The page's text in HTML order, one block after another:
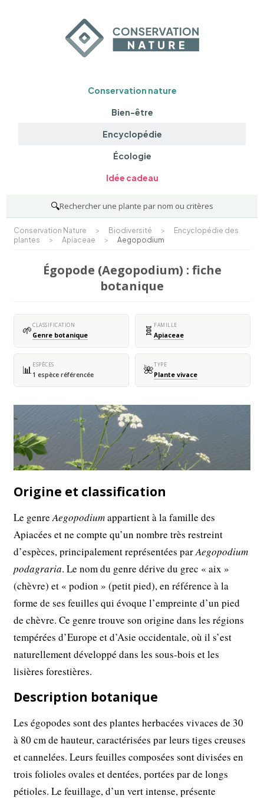
Conservation nature
Bien-être
Encyclopédie
Écologie
Idée cadeau
🔍Rechercher une plante par nom ou critères
Conservation Nature > Biodiversité >
Encyclopédie des
plantes
> Apiaceae > Aegopodium
Égopode (Aegopodium) : fiche
botanique
🌱CLASSIFICATION
Genre botanique 🧬 FAMILLE
Apiaceae
📊ESPÈCES
1 espèce référencée 🌺TYPE
Plante vivace
Origine et classification
Le genreAegopodiumappartient à la famille des
Apiacées et ne compte qu’un nombre très restreint
d’espèces, principalement représentées parAegopodium
podagraria. Le nom du genre dérive du grec « aix »
(chèvre) et « podion » (petit pied), en référence à la
forme de ses feuilles qui évoque l’empreinte d’un pied
de chèvre. Ce genre trouve son origine dans les régions
tempérées d’Europe et d’Asie occidentale, où il s’est
naturellement développé dans les sous-bois et les
lisières forestières.
Description botanique
Les égopodes sont des plantes herbacées vivaces de 30
à 80 cm de hauteur, caractérisées par leurs tiges creuses
et cannelées. Leurs feuilles composées sont divisées en
trois folioles ovales et dentées, portées par de longs
pétioles. Le feuillage, d’un vert intense, présente